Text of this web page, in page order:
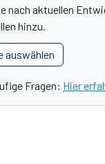
nach aktuellen
hinzu.
auswählen
Fragen: Hier